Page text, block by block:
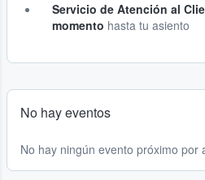
Servicio de Atención al
momento hasta tu asiento
No hay eventos
No hay ningún evento próximo por